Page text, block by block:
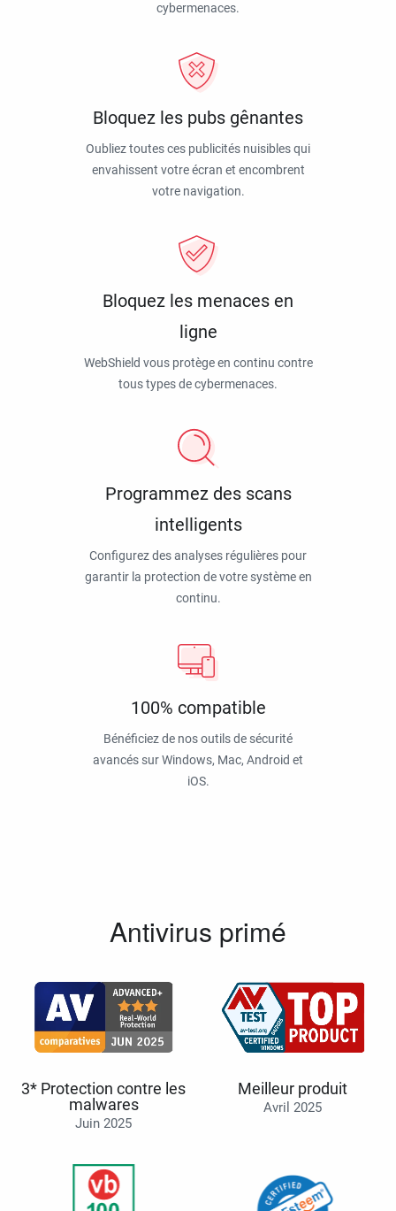
cybermenaces.
Bloquez les pubs gênantes
Oubliez toutes ces publicités nuisibles qui
envahissent votre écran et encombrent
votre navigation.
Bloquez les menaces en
ligne
WebShield vous protège en continu contre
tous types de cybermenaces.
Programmez des scans
intelligents
Configurez des analyses régulières pour
garantir la protection de votre système en
continu.
100% compatible
Bénéficiez de nos outils de sécurité
avancés sur Windows, Mac, Android et
iOS.
Antivirus primé
3* Protection contre les
malwares
Juin 2025
Meilleur produit
Avril 2025